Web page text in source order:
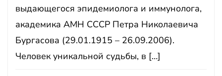
выдающегося эпидемиолога и иммунолога,
академика АМН СССР Петра Николаевича
Бургасова (29.01.1915 – 26.09.2006).
Человек уникальной судьбы, в […]